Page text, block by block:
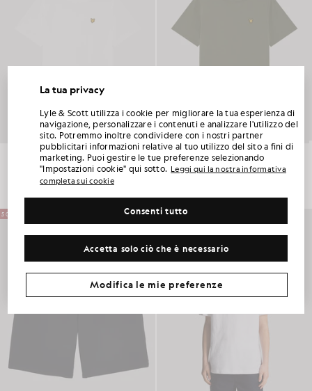
Maglietta Sports Core
ABBIGLIAMENTO PER BAMBINI
£22.00
Maglietta Sports Core
ABBIGLIAMENTO PER BAMBINI
£22.00
50% DI SCONTO
La tua privacy
Lyle & Scott utilizza i cookie per migliorare la tua esperienza di
navigazione, personalizzare i contenuti e analizzare l'utilizzo del
sito. Potremmo inoltre condividere con i nostri partner
pubblicitari informazioni relative al tuo utilizzo del sito a fini di
marketing. Puoi gestire le tue preferenze selezionando
"Impostazioni cookie" qui sotto. Leggi qui la nostra informativa
completa sui cookie
Accetta solo ciò che è necessario
Consenti tutto
Modifica le mie preferenze
SBLOCCA IL 15% DI SCONTO SUL TUO
PRIMO ORDINE
Iscriviti al Club Lyle & Scott e sarai il primo a scoprire le novità della nuova stagione, le
collaborazioni e i saldi stagionali riservati ai soci, oltre a ricevere un esclusivo codice di
benvenuto con uno sconto del 15%.
Altre preferenze di comunicazione?
RICHIEDI LA MIA OFFERTA